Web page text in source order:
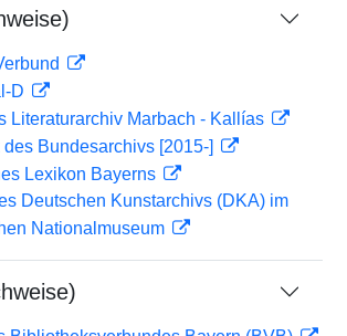
D
Literaturarchiv Marbach - Kallías
Bundesarchivs [2015-]
Lexikon Bayerns
Deutschen Kunstarchivs (DKA) im
Nationalmuseum